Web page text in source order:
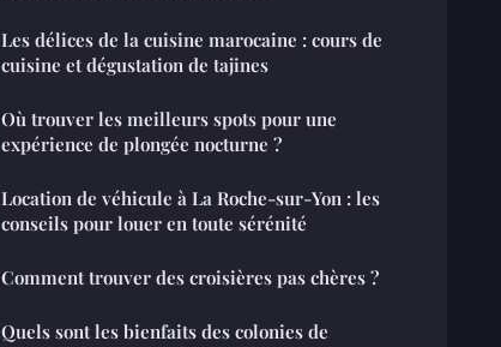
Les délices de la cuisine marocaine : cours de
cuisine et dégustation de tajines
Où trouver les meilleurs spots pour une
expérience de plongée nocturne ?
Location de véhicule à La Roche-sur-Yon : les
conseils pour louer en toute sérénité
Comment trouver des croisières pas chères ?
Quels sont les bienfaits des colonies de